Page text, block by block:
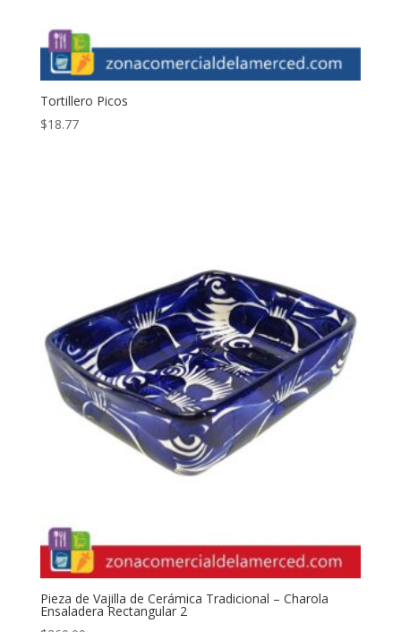
Tortillero Picos
$18.77
Pieza de Vajilla de Cerámica Tradicional – Charola
Ensaladera Rectangular 2